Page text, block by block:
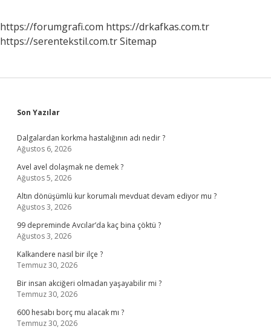
https://forumgrafi.com https://drkafkas.com.tr
https://serentekstil.com.trSitemap
Sidebar
Son Yazılar
Dalgalardan korkma hastalığının adı nedir ?
Ağustos 6, 2026
Avel avel dolaşmak ne demek ?
Ağustos 5, 2026
Altın dönüşümlü kur korumalı mevduat devam ediyor mu ?
Ağustos 3, 2026
99 depreminde Avcılar’da kaç bina çöktü ?
Ağustos 3, 2026
Kalkandere nasıl bir ilçe ?
Temmuz 30, 2026
Bir insan akciğeri olmadan yaşayabilir mi ?
Temmuz 30, 2026
600 hesabı borç mu alacak mı ?
Temmuz 30, 2026